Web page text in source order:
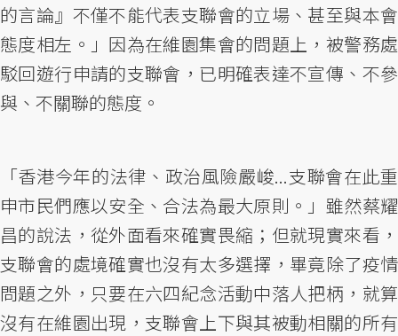
的言論』不僅不能代表支聯會的立場、甚至與本會
態度相左。」因為在維園集會的問題上，被警務處
駁回遊行申請的支聯會，已明確表達不宣傳、不參
與、不關聯的態度。
「香港今年的法律、政治風險嚴峻...支聯會在此重
申市民們應以安全、合法為最大原則。」雖然蔡耀
昌的說法，從外面看來確實畏縮；但就現實來看，
支聯會的處境確實也沒有太多選擇，畢竟除了疫情
問題之外，只要在六四紀念活動中落人把柄，就算
沒有在維園出現，支聯會上下與其被動相關的所有